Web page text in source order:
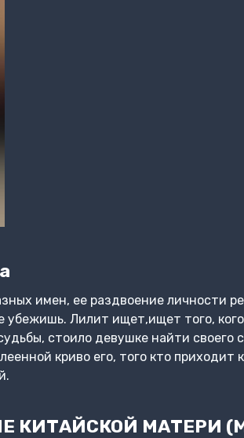
имен, ее раздвоение личности
убежишь. Лилит ищет,ищет того,
стоило девушке найти своего
криво его, того кто приходит
КИТАЙСКОЙ МАТЕРИ